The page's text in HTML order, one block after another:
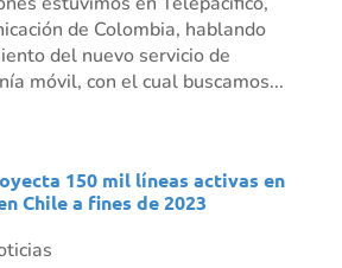
de Colombia, hablando
del nuevo servicio de
móvil, con el cual buscamos...
150 mil líneas activas en
Chile a fines de 2023